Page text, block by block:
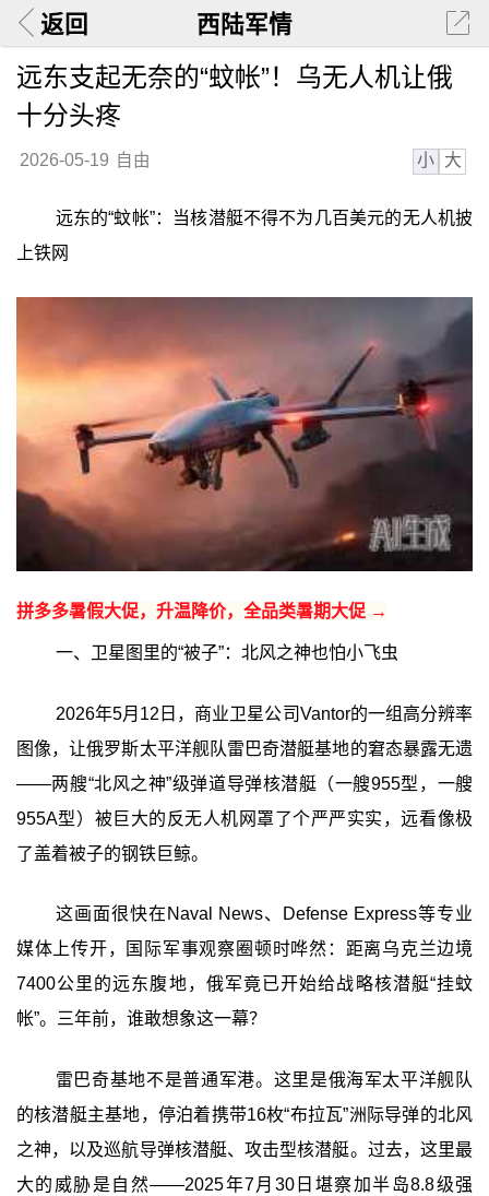
返回 西陆军情
远东支起无奈的“蚊帐”！乌无人机让俄
十分头疼
2026-05-19 自由 小 大
远东的“蚊帐”：当核潜艇不得不为几百美元的无人机披
上铁网
拼多多暑假大促，升温降价，全品类暑期大促 →
一、卫星图里的“被子”：北风之神也怕小飞虫
2026年5月12日，商业卫星公司Vantor的一组高分辨率
图像，让俄罗斯太平洋舰队雷巴奇潜艇基地的窘态暴露无遗
——两艘“北风之神”级弹道导弹核潜艇（一艘955型，一艘
955A型）被巨大的反无人机网罩了个严严实实，远看像极
了盖着被子的钢铁巨鲸。
这画面很快在Naval News、Defense Express等专业
媒体上传开，国际军事观察圈顿时哗然：距离乌克兰边境
7400公里的远东腹地，俄军竟已开始给战略核潜艇“挂蚊
帐”。三年前，谁敢想象这一幕？
雷巴奇基地不是普通军港。这里是俄海军太平洋舰队
的核潜艇主基地，停泊着携带16枚“布拉瓦”洲际导弹的北风
之神，以及巡航导弹核潜艇、攻击型核潜艇。过去，这里最
大的威胁是自然——2025年7月30日堪察加半岛8.8级强